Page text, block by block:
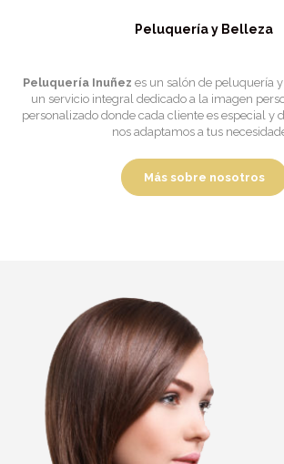
Peluquería y Belleza
Peluquería Inuñez es un salón de peluquería
un servicio integral dedicado a la imagen
personalizado donde cada cliente es especial y
nos adaptamos a tus
Más sobre nosotros